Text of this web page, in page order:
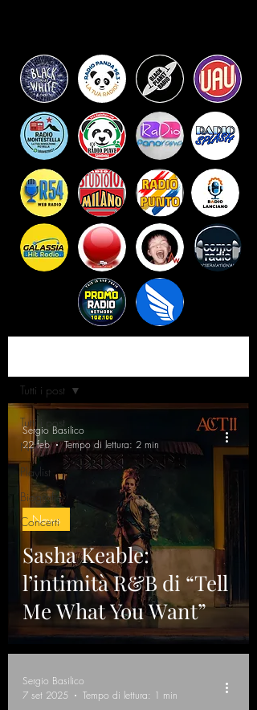
Tutti i post
News
Playlist
Biografie
Concerti
Tutti i post
Sasha Keable:
l’intimità R&B di “Tell
Me What You Want”
News
Sergio Basilico
22 feb
Tempo di lettura: 2 min
Sergio Basilico
7 set 2025
Tempo di lettura: 1 min